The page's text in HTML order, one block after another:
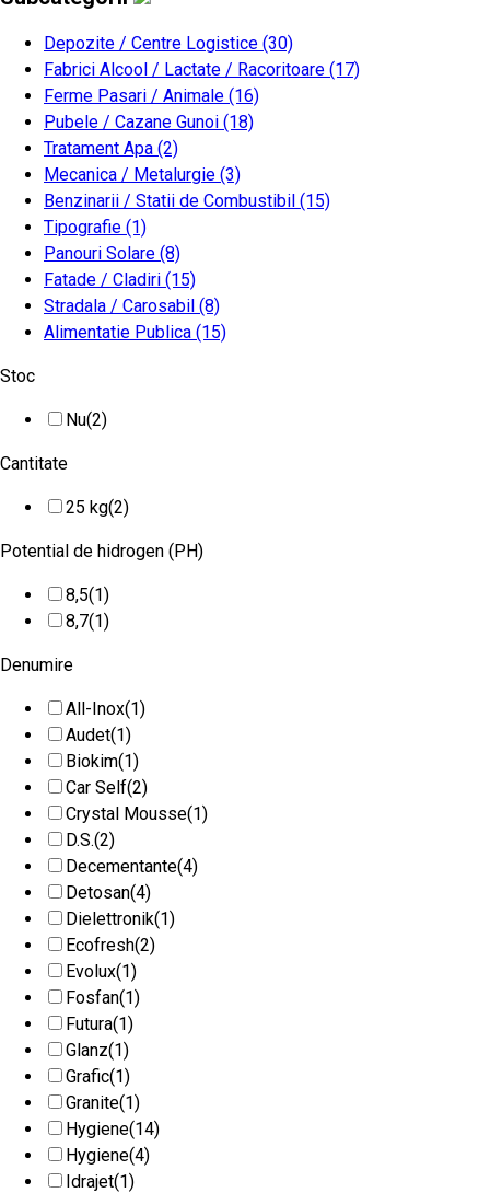
Depozite / Centre Logistice (30)
Fabrici Alcool / Lactate / Racoritoare (17)
Ferme Pasari / Animale (16)
Pubele / Cazane Gunoi (18)
Tratament Apa (2)
Mecanica / Metalurgie (3)
Benzinarii / Statii de Combustibil (15)
Tipografie (1)
Panouri Solare (8)
Fatade / Cladiri (15)
Stradala / Carosabil (8)
Alimentatie Publica (15)
Stoc
Nu(2)
Cantitate
25 kg(2)
Potential de hidrogen (PH)
8,5(1)
8,7(1)
Denumire
All-Inox(1)
Audet(1)
Biokim(1)
Car Self(2)
Crystal Mousse(1)
D.S.(2)
Decementante(4)
Detosan(4)
Dielettronik(1)
Ecofresh(2)
Evolux(1)
Fosfan(1)
Futura(1)
Glanz(1)
Grafic(1)
Granite(1)
Hygiene(14)
Hygiene(4)
Idrajet(1)